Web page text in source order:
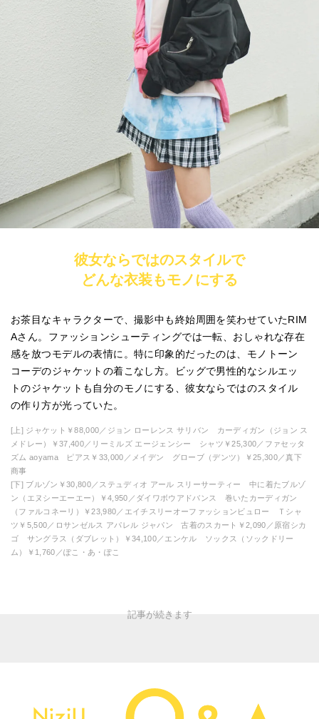
彼女ならではのスタイルで
どんな衣装もモノにする
お茶目なキャラクターで、撮影中も終始周囲を笑わせていたRIM
Aさん。ファッションシューティングでは一転、おしゃれな存在
感を放つモデルの表情に。特に印象的だったのは、モノトーン
コーデのジャケットの着こなし方。ビッグで男性的なシルエッ
トのジャケットも自分のモノにする、彼女ならではのスタイル
の作り方が光っていた。
[上] ジャケット￥88,000／ジョン ローレンス サリバン カーディガン（ジョン ス
メドレー）￥37,400／リーミルズ エージェンシー シャツ￥25,300／ファセッタ
ズム aoyama ピアス￥33,000／メイデン グローブ（デンツ）￥25,300／真下
商事
[下] ブルゾン￥30,800／ステュディオ アール スリーサーティー 中に着たブルゾ
ン（エヌシーエーエー）￥4,950／ダイワボウアドバンス 巻いたカーディガン
（ファルコネーリ）￥23,980／エイチスリーオーファッションビュロー Ｔシャ
ツ￥5,500／ロサンゼルス アパレル ジャパン 古着のスカート￥2,090／原宿シカ
ゴ サングラス（ダブレット）￥34,100／エンケル ソックス（ソックドリー
ム）￥1,760／ぽこ・あ・ぽこ